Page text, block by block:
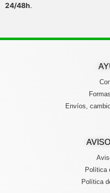
24/48h.
Política
Política
Envíos,